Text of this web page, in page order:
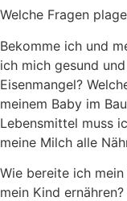
Welche Fragen
Bekomme ich und
ich mich gesund
Eisenmangel?
meinem Baby im
Lebensmittel muss
meine Milch alle
Wie bereite ich
mein Kind ernähren?